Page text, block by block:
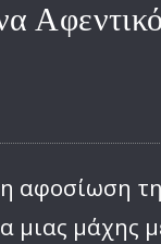
μάχης